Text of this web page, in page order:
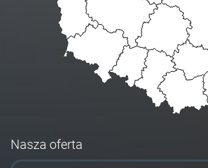
Nasza oferta